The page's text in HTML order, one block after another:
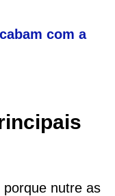
com a
nutre as